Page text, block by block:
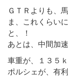
ＧＴＲよりも、
ま、これくらい
と、！
あとは、中間加
車重が、１３５
ポルシェが、有